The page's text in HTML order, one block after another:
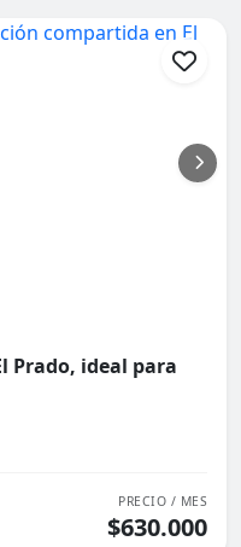
Prado, ideal para
PRECIO / MES
$630.000